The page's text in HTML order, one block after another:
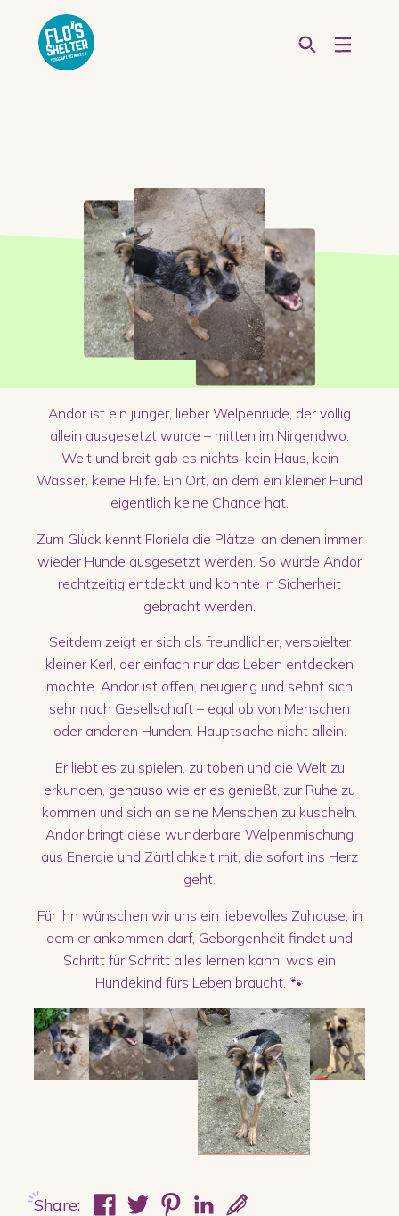
Andor ist ein junger, lieber Welpenrüde, der völlig
allein ausgesetzt wurde – mitten im Nirgendwo.
Weit und breit gab es nichts: kein Haus, kein
Wasser, keine Hilfe. Ein Ort, an dem ein kleiner Hund
eigentlich keine Chance hat.
Zum Glück kennt Floriela die Plätze, an denen immer
wieder Hunde ausgesetzt werden. So wurde Andor
rechtzeitig entdeckt und konnte in Sicherheit
gebracht werden.
Seitdem zeigt er sich als freundlicher, verspielter
kleiner Kerl, der einfach nur das Leben entdecken
möchte. Andor ist offen, neugierig und sehnt sich
sehr nach Gesellschaft – egal ob von Menschen
oder anderen Hunden. Hauptsache nicht allein.
Er liebt es zu spielen, zu toben und die Welt zu
erkunden, genauso wie er es genießt, zur Ruhe zu
kommen und sich an seine Menschen zu kuscheln.
Andor bringt diese wunderbare Welpenmischung
aus Energie und Zärtlichkeit mit, die sofort ins Herz
geht.
Für ihn wünschen wir uns ein liebevolles Zuhause, in
dem er ankommen darf, Geborgenheit findet und
Schritt für Schritt alles lernen kann, was ein
Hundekind fürs Leben braucht. 🐾
Share: